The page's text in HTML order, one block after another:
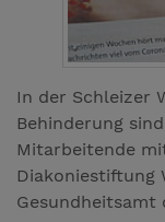
In der Schleizer
Behinderung
Mitarbeitende
Diakoniestiftung
Gesundheitsamt